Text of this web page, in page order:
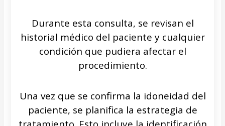
Durante esta consulta, se revisan el
historial médico del paciente y cualquier
condición que pudiera afectar el
procedimiento.
Una vez que se confirma la idoneidad del
paciente, se planifica la estrategia de